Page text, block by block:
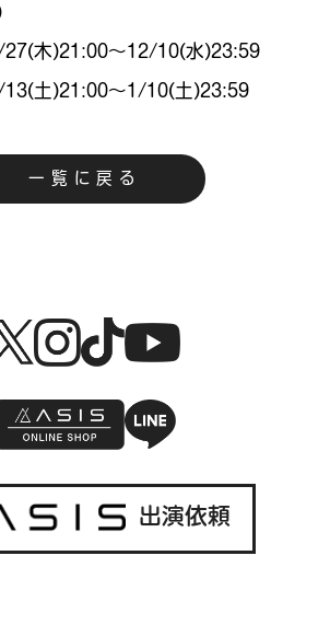
27(木)21:00〜12/10(水)23:59
13(土)21:00〜1/10(土)23:59
一覧に戻る
出演依頼